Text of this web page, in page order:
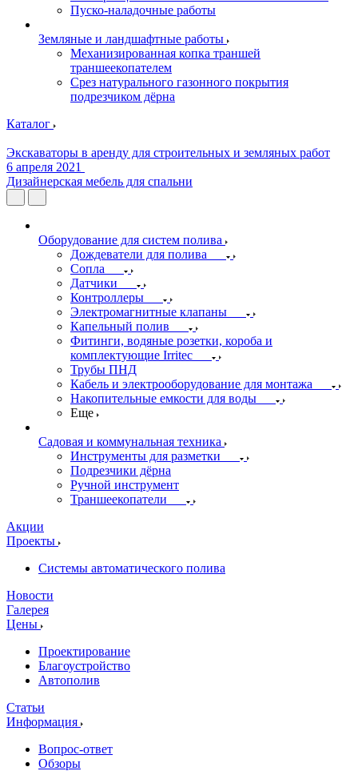
Пуско-наладочные работы
Земляные и ландшафтные работы
Механизированная копка траншей
траншеекопателем
Срез натурального газонного покрытия
подрезчиком дёрна
Каталог
Экскаваторы в аренду для строительных и земляных работ
6 апреля 2021
Дизайнерская мебель для спальни
Оборудование для систем полива
Дождеватели для полива
Сопла
Датчики
Контроллеры
Электромагнитные клапаны
Капельный полив
Фитинги, водяные розетки, короба и
комплектующие Irritec
Трубы ПНД
Кабель и электрооборудование для монтажа
Накопительные емкости для воды
Еще
Садовая и коммунальная техника
Инструменты для разметки
Подрезчики дёрна
Ручной инструмент
Траншеекопатели
Акции
Проекты
Системы автоматического полива
Новости
Галерея
Цены
Проектирование
Благоустройство
Автополив
Статьи
Информация
Вопрос-ответ
Обзоры